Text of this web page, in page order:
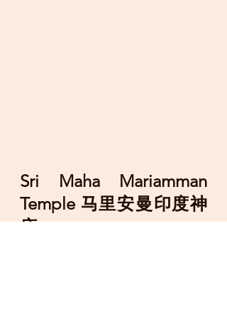
Sri Maha Mariamman
Temple 马里安曼印度神
庙